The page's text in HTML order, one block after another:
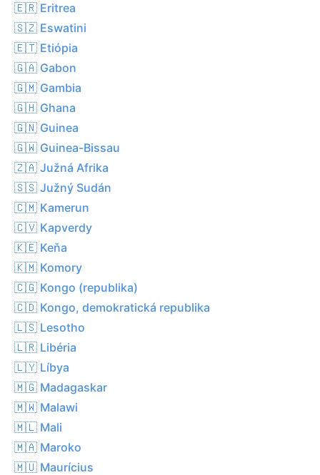
🇪🇷 Eritrea
🇸🇿 Eswatini
🇪🇹 Etiópia
🇬🇦 Gabon
🇬🇲 Gambia
🇬🇭 Ghana
🇬🇳 Guinea
🇬🇼 Guinea-Bissau
🇿🇦 Južná Afrika
🇸🇸 Južný Sudán
🇨🇲 Kamerun
🇨🇻 Kapverdy
🇰🇪 Keňa
🇰🇲 Komory
🇨🇬 Kongo (republika)
🇨🇩 Kongo, demokratická republika
🇱🇸 Lesotho
🇱🇷 Libéria
🇱🇾 Líbya
🇲🇬 Madagaskar
🇲🇼 Malawi
🇲🇱 Mali
🇲🇦 Maroko
🇲🇺 Maurícius